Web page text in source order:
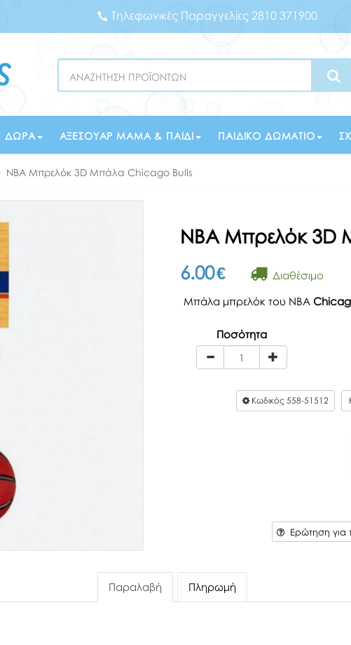
Τηλεφωνικές Παραγγελίες 2810 371900
ΔΏΡΑ ΑΞΕΣΟΥΆΡ ΜΑΜΆ & ΠΑΙΔΊ ΠΑΙΔΙΚΌ ΔΩΜΆΤΙΟ
NBA Μπρελόκ 3D Μπάλα Chicago Bulls
NBA Μπρελόκ 3D
6.00€ Διαθέσιμο
Μπάλα μπρελόκ του NBA
Ποσότητα
Κωδικός 558-51512
Ερώτηση για
Παραλαβή Πληρωμή